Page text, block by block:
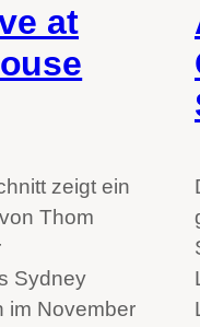
at
zeigt ein
Thom
Sydney
im November